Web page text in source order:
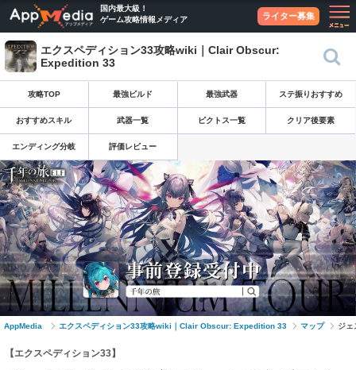
国内最大級！
ゲーム攻略情報メディア
ライター募集
エクスペディション33攻略wiki｜Clair Obscur:
Expedition 33
攻略TOP 最強ビルド 最強武器 ステ振りおすすめ
おすすめスキル 武器一覧 ピクトス一覧 クリア後要素
エンディング分岐 評価レビュー
AppMedia エクスペディション33攻略wiki｜Clair Obscur: Expedition 33 マップ ジェ
【エクスペディション33】